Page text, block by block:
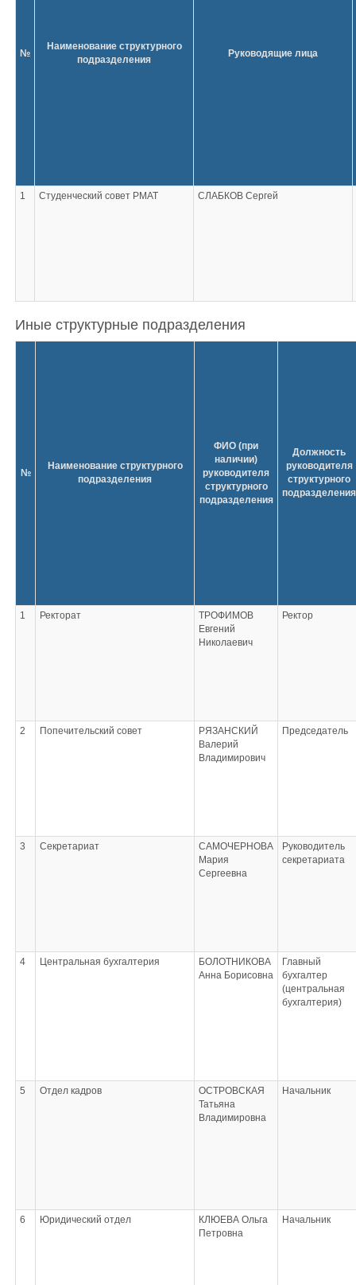
№
Наименование структурного
подразделения
Руководящие лица
1 Студенческий совет РМАТ СЛАБКОВ Сергей
Иные структурные подразделения
№
Наименование структурного
подразделения
ФИО (при
наличии)
руководителя
структурного
подразделения
Должность
руководителя
структурного
подразделения
1 Ректорат
ТРОФИМОВ
Евгений
Николаевич
Ректор
2 Попечительский совет
РЯЗАНСКИЙ
Валерий
Владимирович
Председатель
3 Секретариат
САМОЧЕРНОВА
Мария
Сергеевна
Руководитель
секретариата
4 Центральная бухгалтерия
БОЛОТНИКОВА
Анна Борисовна
Главный
бухгалтер
(центральная
бухгалтерия)
5 Отдел кадров
ОСТРОВСКАЯ
Татьяна
Владимировна
Начальник
6 Юридический отдел
КЛЮЕВА Ольга
Петровна
Начальник